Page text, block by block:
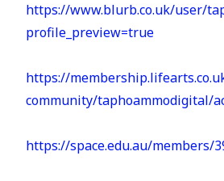
https://www.blurb.co.uk/user/
profile_preview=true
https://
community/taphoammodigital/
https://space.edu.au/members/